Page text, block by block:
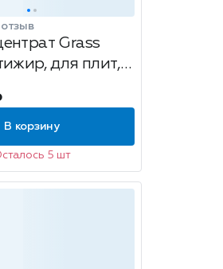
отзыв
Grass
для плит,
В корзину
5 шт